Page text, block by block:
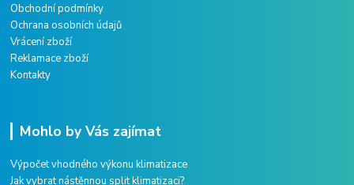
Obchodní podmínky
Ochrana osobních údajů
Vrácení zboží
Reklamace zboží
Kontakty
Mohlo by Vás zajímat
Výpočet vhodného výkonu klimatizace
Jak vybrat nástěnnou split klimatizaci?